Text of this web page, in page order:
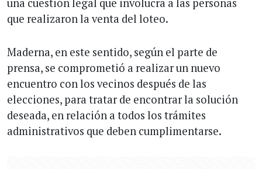
una cuestión legal que involucra a las personas
que realizaron la venta del loteo.
Maderna, en este sentido, según el parte de
prensa, se comprometió a realizar un nuevo
encuentro con los vecinos después de las
elecciones, para tratar de encontrar la solución
deseada, en relación a todos los trámites
administrativos que deben cumplimentarse.